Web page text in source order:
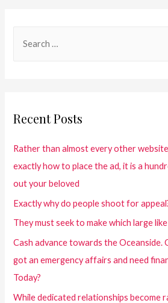
Recent Posts
Rather than almost every other
exactly how to place the ad, it is a
out your beloved
Exactly why do people shoot for
They must seek to make which large like
Cash advance towards the Oceanside.
got an emergency affairs and need
Today?
While dedicated relationships become